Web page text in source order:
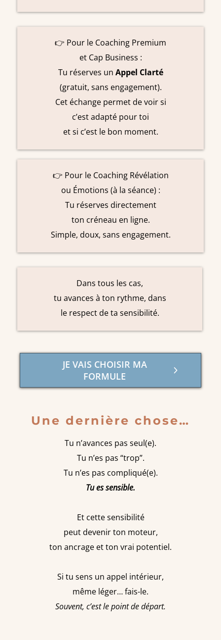
👉 Pour le Coaching Premium
et Cap Business :
Tu réserves un Appel Clarté
(gratuit, sans engagement).
Cet échange permet de voir si
c’est adapté pour toi
et si c’est le bon moment.
👉 Pour le Coaching Révélation
ou Émotions (à la séance) :
Tu réserves directement
ton créneau en ligne.
Simple, doux, sans engagement.
Dans tous les cas,
tu avances à ton rythme, dans
le respect de ta sensibilité.
JE VAIS CHOISIR MA
FORMULE
Une dernière chose…
Tu n’avances pas seul(e).
Tu n’es pas “trop”.
Tu n’es pas compliqué(e).
Tu es sensible.
Et cette sensibilité
peut devenir ton moteur,
ton ancrage et ton vrai potentiel.
Si tu sens un appel intérieur,
même léger… fais-le.
Souvent, c’est le point de départ.